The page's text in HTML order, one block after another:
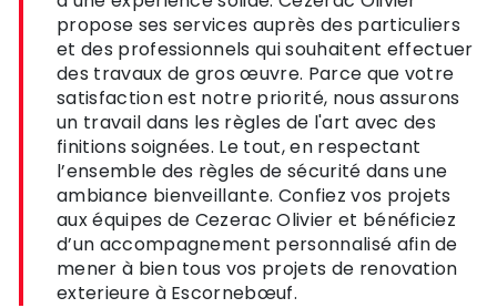
propose ses services auprès des particuliers
et des professionnels qui souhaitent effectuer
des travaux de gros œuvre. Parce que votre
satisfaction est notre priorité, nous assurons
un travail dans les règles de l'art avec des
finitions soignées. Le tout, en respectant
l’ensemble des règles de sécurité dans une
ambiance bienveillante. Confiez vos projets
aux équipes de Cezerac Olivier et bénéficiez
d’un accompagnement personnalisé afin de
mener à bien tous vos projets de renovation
exterieure à Escornebœuf.